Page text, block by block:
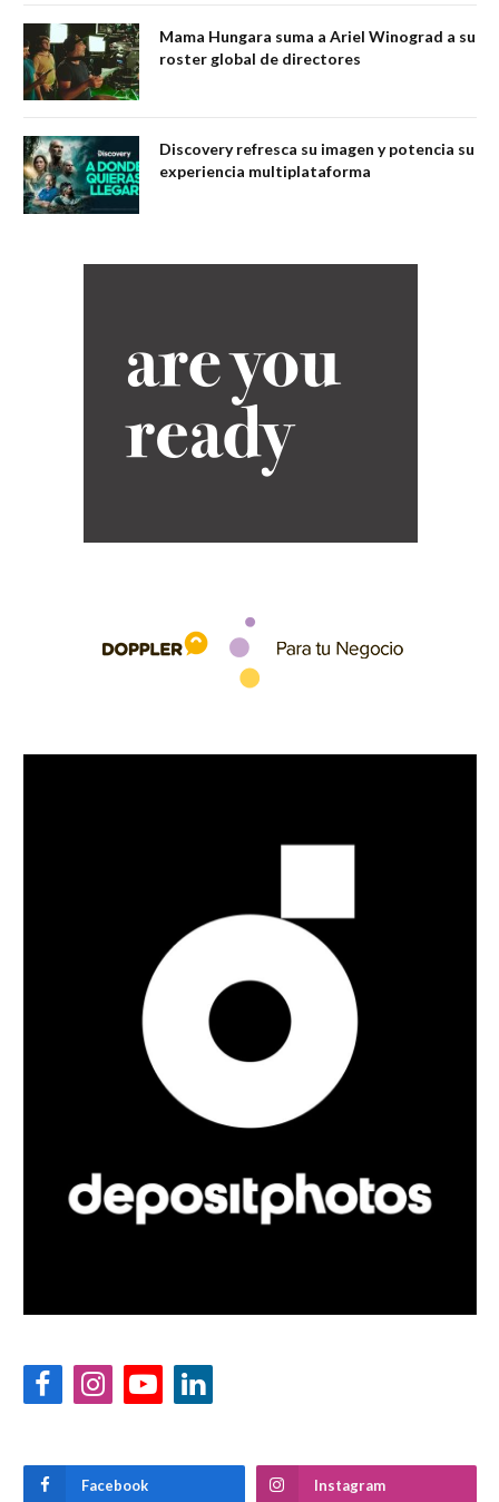
Mama Hungara suma a Ariel Winograd a su
roster global de directores
Discovery refresca su imagen y potencia su
experiencia multiplataforma
FacebookInstagramYouTubeLinkedIn
Facebook Instagram